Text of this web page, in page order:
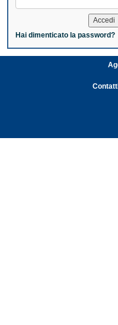
Hai dimenticato la password?